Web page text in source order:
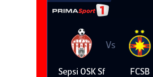
UTA Arad
Vs
Rapid